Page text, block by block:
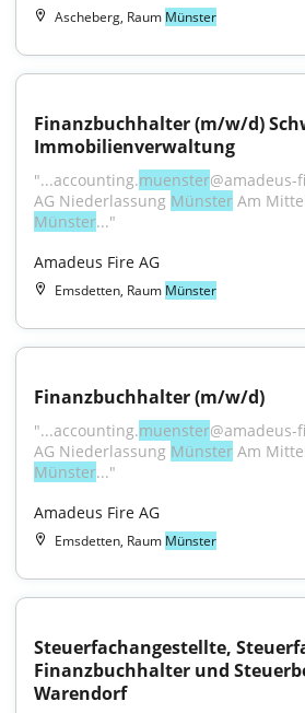
Ascheberg, Raum Münster
Finanzbuchhalter (m/w/d)
Immobilienverwaltung
"...accounting.muenster@amadeus-
AG Niederlassung Münster
Münster..."
Amadeus Fire AG
Emsdetten, Raum Münster
Finanzbuchhalter (m/w/d)
"...accounting.muenster@amadeus-
AG Niederlassung Münster
Münster..."
Amadeus Fire AG
Emsdetten, Raum Münster
Steuerfachangestellte,
Finanzbuchhalter und
Warendorf